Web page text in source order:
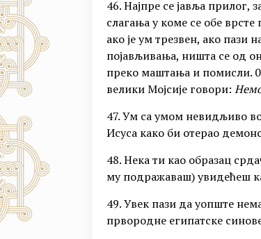
46. Најпре се јавља
слагања у коме се обе
ако је ум трезвен, ако
појављивања, ништа се од
преко маштања и помисли.
велики Мојсије говори:
47. Ум са умом невидљиво
Исуса како би отерао
48. Нека ти као образац
му подражаваш) увидећеш
49. Увек пази да уопште
првородне египатске